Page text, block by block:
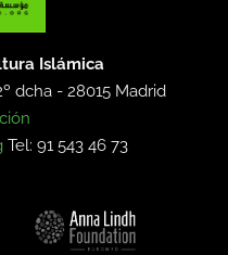
Islámica
dcha -28015 Madrid
Tel: 91 543 46 73